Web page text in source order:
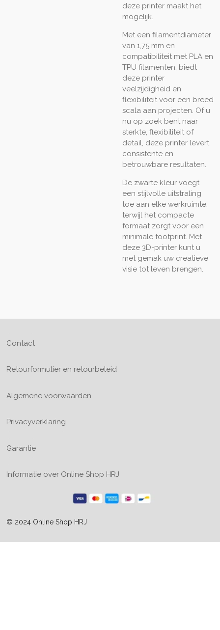
deze printer maakt het
mogelijk.
Met een filamentdiameter
van 1,75 mm en
compatibiliteit met PLA en
TPU filamenten, biedt
deze printer
veelzijdigheid en
flexibiliteit voor een breed
scala aan projecten. Of u
nu op zoek bent naar
sterkte, flexibiliteit of
detail, deze printer levert
consistente en
betrouwbare resultaten.
De zwarte kleur voegt
een stijlvolle uitstraling
toe aan elke werkruimte,
terwijl het compacte
formaat zorgt voor een
minimale footprint. Met
deze 3D-printer kunt u
met gemak uw creatieve
visie tot leven brengen.
Contact
Retourformulier en retourbeleid
Algemene voorwaarden
Privacyverklaring
Garantie
Informatie over Online Shop HRJ
© 2024 Online Shop HRJ